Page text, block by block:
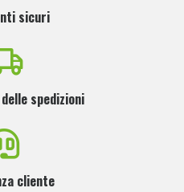
sicuri
spedizioni
cliente